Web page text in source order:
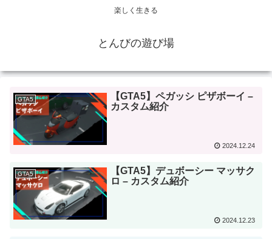
楽しく生きる
とんびの遊び場
GTA5
【GTA5】ペガッシ ピザボーイ –
カスタム紹介
2024.12.24
GTA5
【GTA5】デュボーシー マッサク
ロ – カスタム紹介
2024.12.23